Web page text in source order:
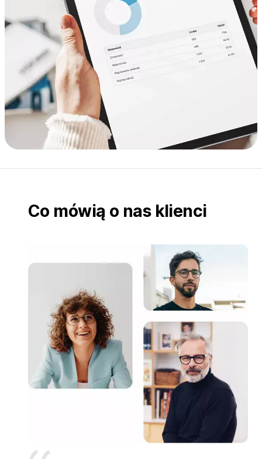
Co mówią o nas klienci